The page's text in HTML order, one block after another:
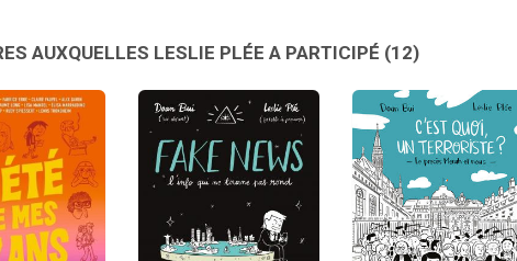
AUXQUELLES LESLIE PLÉE A PARTICIPÉ (12)